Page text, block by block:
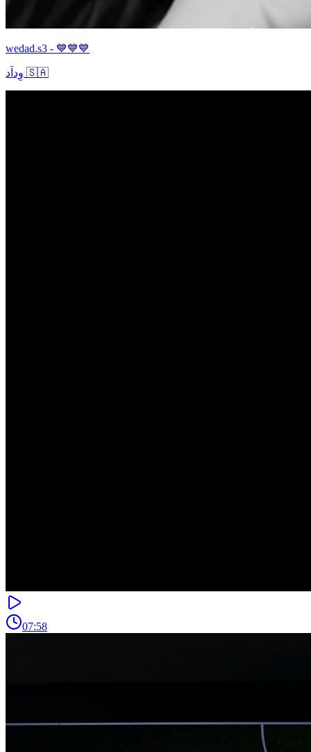
wedad.s3 - 💙💙💙
وِداَد 🇸🇦
07:58